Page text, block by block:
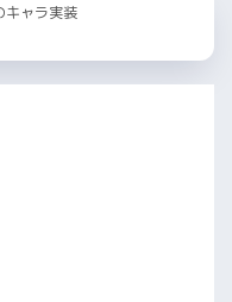
キャラ実装